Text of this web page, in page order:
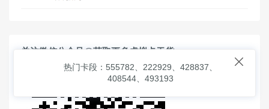
关注微信公众号@获取更多虚拟卡干货

热门卡段：555782、222929、428837、
408544、493193